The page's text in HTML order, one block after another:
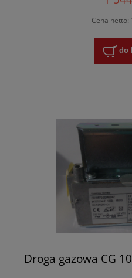
Cena netto:
do
Droga gazowa CG